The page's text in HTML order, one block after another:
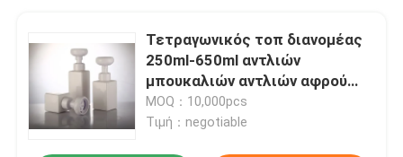
Τετραγωνικός τοπ διανομέας
250ml-650ml αντλιών
μπουκαλιών αντλιών αφρού
μπουκαλιών σαμπουάν και
εδαφοβελτιωτικών
MOQ：10,000pcs
Τιμή：negotiable